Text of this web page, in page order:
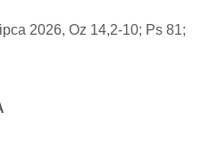
2026, Oz 14,2-10; Ps 81;